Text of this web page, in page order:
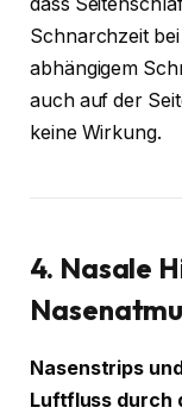
Schnarchzeit
abhängigem
auch auf der
keine Wirkung.
4. Nasale
Nasenstrips
Luftfluss durch